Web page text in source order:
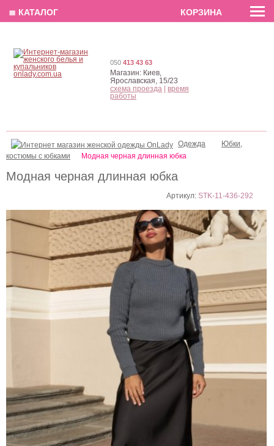
EN РУС
Модная черная длинная юбка
Артикул:STK-11-436-292
Одежда
Юбки,
костюмы с юбками
Модная черная длинная юбка
050 413 43 63
Магазин: Киев,
Ярославская, 15/23
схема проезда
время
работы
≣ КАТАЛОГ КОРЗИНА